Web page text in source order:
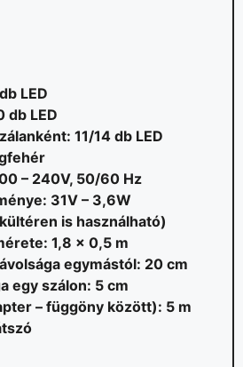
LED
db LED
11/14 db LED
– 240V, 50/60 Hz
31V – 3,6W
is használható)
1,8 x 0,5 m
egymástól: 20 cm
egy szálon: 5 cm
– függöny között): 5 m